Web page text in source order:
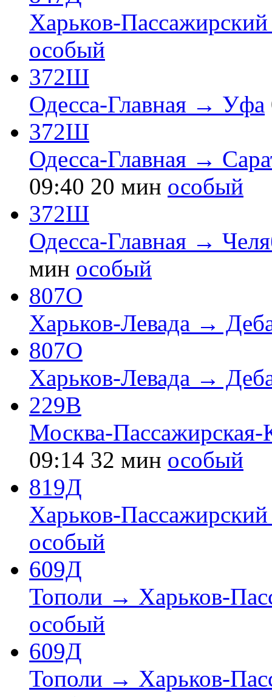
Харьков-
особый
372Ш
Одесса-Главная → Уфа
372Ш
Одесса-Главная →
09:40 20 мин особый
372Ш
Одесса-Главная →
мин особый
807О
Харьков-Левада →
807О
Харьков-Левада →
229В
Москва-
09:14 32 мин особый
819Д
Харьков-
особый
609Д
Тополи → Харьков-
особый
609Д
Тополи → Харьков-